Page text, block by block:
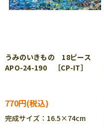
うみのいきもの 18ピース
APO-24-190 ［CP-IT］
770円
完成サイズ：16.5×74cm